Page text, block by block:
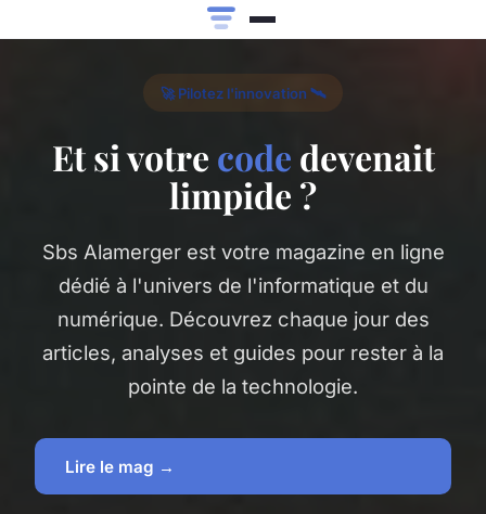
🚀 Pilotez l'innovation 🛰️
Et si votre code devenait
limpide ?
Sbs Alamerger est votre magazine en ligne
dédié à l'univers de l'informatique et du
numérique. Découvrez chaque jour des
articles, analyses et guides pour rester à la
pointe de la technologie.
Lire le mag →